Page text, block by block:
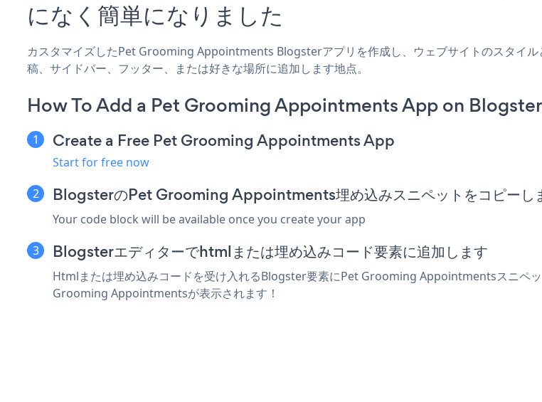
になく簡単になりました
カスタマイズしたPet Grooming Appointments Blogsterアプリを作成し、ウェブサイトのスタイ
稿、サイドバー、フッター、または好きな場所に追加します地点。
How To Add a Pet Grooming Appointments App on
Create a Free Pet Grooming Appointments App
Start for free now
BlogsterのPet Grooming Appointments埋め込みスニペットをコピーし
Your code block will be available once you create your app
Blogsterエディターでhtmlまたは埋め込みコード要素に追加します
Htmlまたは埋め込みコードを受け入れるBlogster要素にPet Grooming Appointmentsスニペ
Grooming Appointmentsが表示されます！